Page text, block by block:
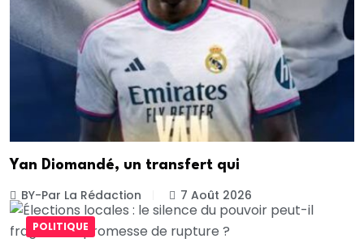
Yan Diomandé, un transfert qui
BY-Par La Rédaction 7 Août 2026
POLITIQUE